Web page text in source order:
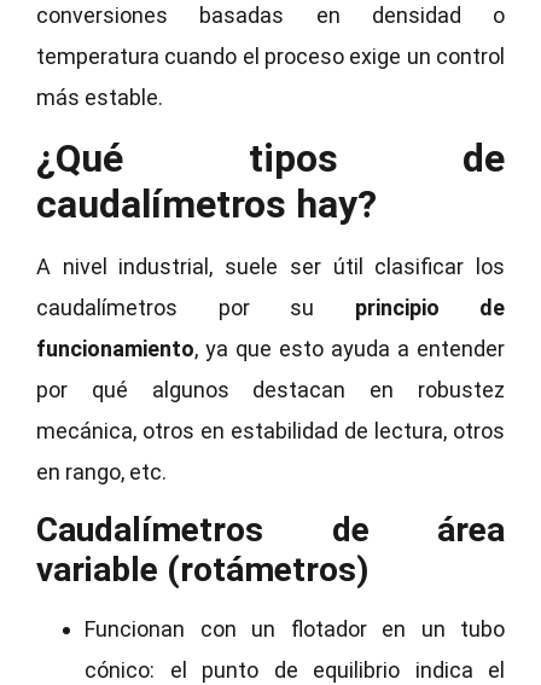
conversiones basadas en densidad o
temperatura cuando el proceso exige un control
más estable.
¿Qué tipos de
caudalímetros hay?
A nivel industrial, suele ser útil clasificar los
caudalímetros por su principio de
funcionamiento, ya que esto ayuda a entender
por qué algunos destacan en robustez
mecánica, otros en estabilidad de lectura, otros
en rango, etc.
Caudalímetros de área
variable (rotámetros)
Funcionan con un flotador en un tubo
cónico: el punto de equilibrio indica el